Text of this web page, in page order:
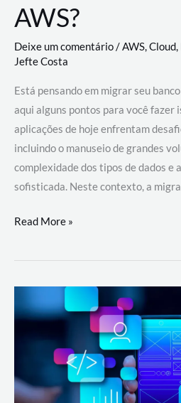
AWS?
Deixe um comentário/AWS,Cloud,
Jefte Costa
Está pensando em migrar seu
aqui alguns pontos para você fazer
aplicações de hoje enfrentam
incluindo o manuseio de grandes
complexidade dos tipos de dados e
sofisticada. Neste contexto, a
Por
migrar
de
a
AWS?
Read More »